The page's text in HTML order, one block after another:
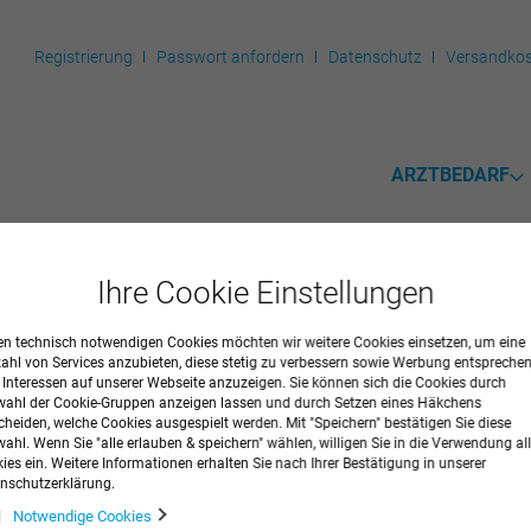
Registrierung Passwort anfordern Datenschutz
ARZTBEDARF
Dimer
Test ist ein visueller Schnelltest zum qualitativen Nachweis von D-
09515773
Ihre Cookie Einstellungen
technisch notwendigen Cookies möchten wir weitere Cookies einsetzen, um eine
von Services anzubieten, diese stetig zu verbessern sowie Werbung
Interessen auf unserer Webseite anzuzeigen. Sie können sich die Cookies durch
der Cookie-Gruppen anzeigen lassen und durch Setzen eines Häkchens
welche Cookies ausgespielt werden. Mit "Speichern" bestätigen Sie diese
Wenn Sie "alle erlauben & speichern" wählen, willigen Sie in die Verwendung
ein. Weitere Informationen erhalten Sie nach Ihrer Bestätigung in unserer
Notwendige Cookies